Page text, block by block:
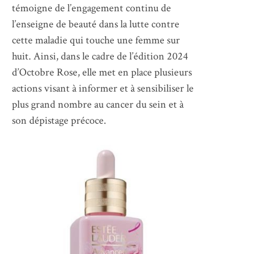
témoigne de l’engagement continu de
l’enseigne de beauté dans la lutte contre
cette maladie qui touche une femme sur
huit. Ainsi, dans le cadre de l’édition 2024
d’Octobre Rose, elle met en place plusieurs
actions visant à informer et à sensibiliser le
plus grand nombre au cancer du sein et à
son dépistage précoce.